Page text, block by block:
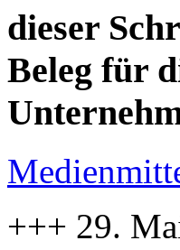
dieser
Beleg für
+++ 29.